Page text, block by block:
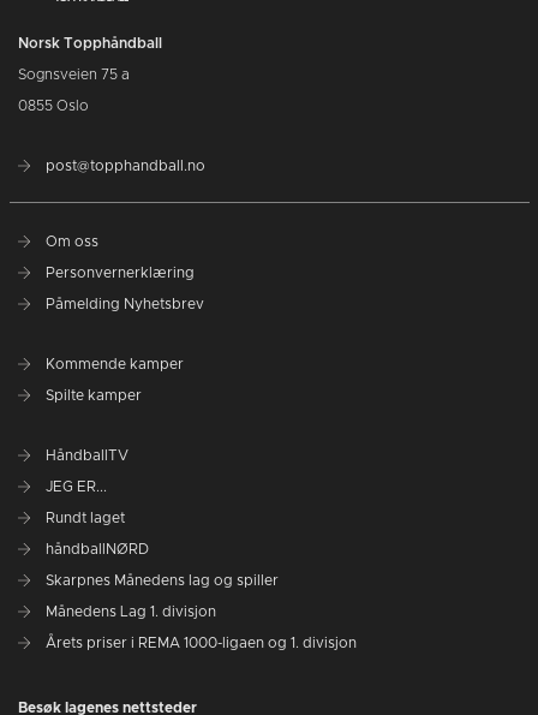
Norsk Topphåndball
Sognsveien 75 a
0855 Oslo
post@topphandball.no
Om oss
Personvernerklæring
Påmelding Nyhetsbrev
Kommende kamper
Spilte kamper
HåndballTV
JEG ER...
Rundt laget
håndballNØRD
Skarpnes Månedens lag og spiller
Månedens Lag 1. divisjon
Årets priser i REMA 1000-ligaen og 1. divisjon
Besøk lagenes nettsteder